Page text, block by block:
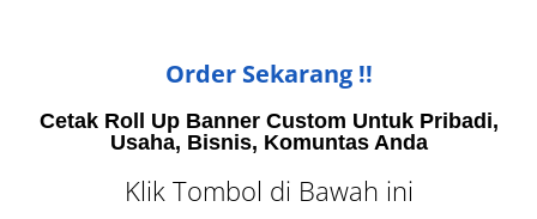
Order Sekarang !!
Cetak Roll Up Banner Custom Untuk Pribadi,
Usaha, Bisnis, Komuntas Anda
Klik Tombol di Bawah ini